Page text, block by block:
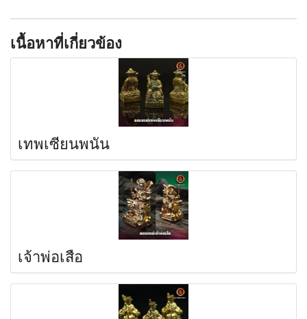
เนื้อหาที่เกี่ยวข้อง
เทพเซียนพนัน
เจ้าพ่อเสือ